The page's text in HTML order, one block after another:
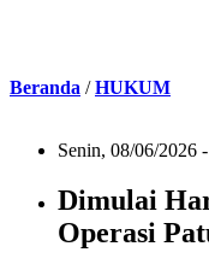
Beranda /HUKUM
Senin, 08/06/2026
Dimulai
Operasi